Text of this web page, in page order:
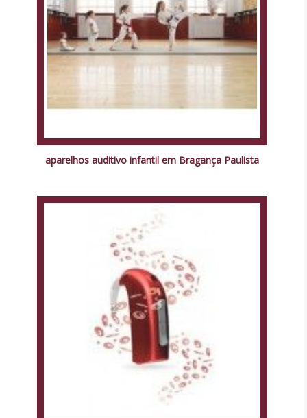
aparelhos auditivo infantil em Bragança Paulista